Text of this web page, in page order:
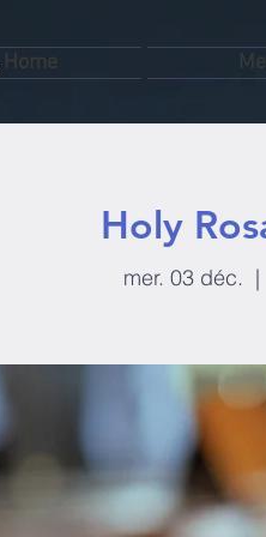
Home
Holy
mer. 03 déc.
  |